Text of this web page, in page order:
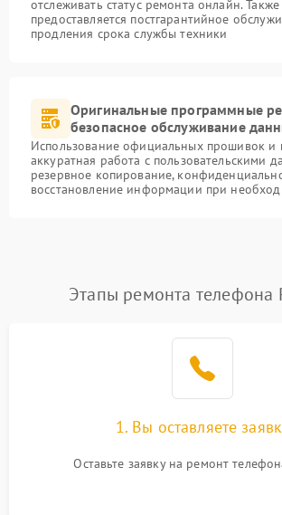
отслеживать статус ремонта онлайн. Также
предоставляется постгарантийное
продления срока службы техники
Оригинальные программные
безопасное обслуживание
Использование официальных прошивок и
аккуратная работа с пользовательскими
резервное копирование,
восстановление информации при
Этапы ремонта телефона
1. Вы оставляете
Оставьте заявку на ремонт